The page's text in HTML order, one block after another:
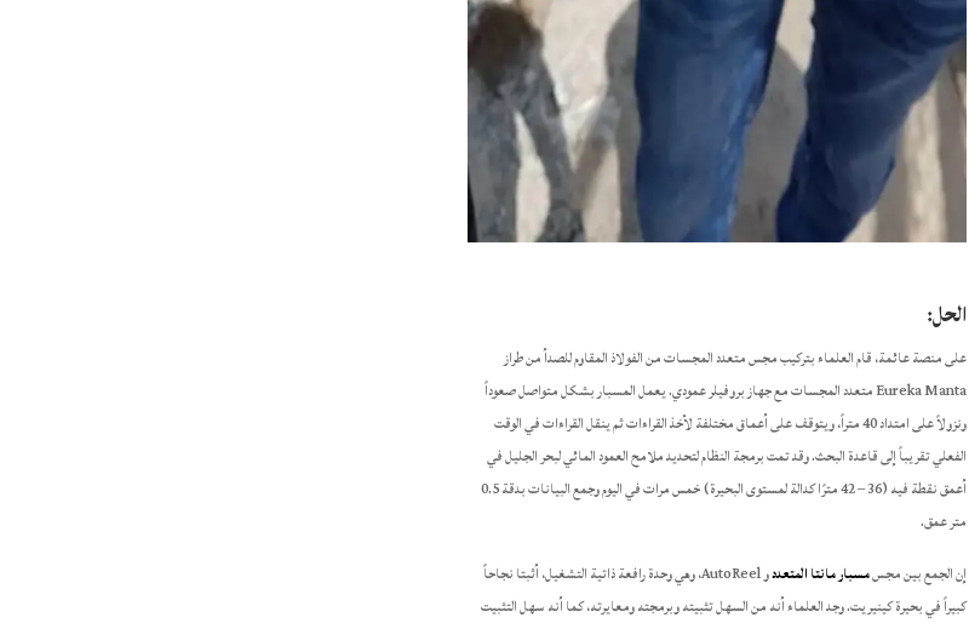
الحل:
على منصة عائمة، قام العلماء بتركيب مجس متعدد المجسات من الفولاذ المقاوم للصدأ من طراز
Eureka Manta متعدد المجسات مع جهاز بروفيلر عمودي. يعمل المسبار بشكل متواصل صعوداً
ونزولاً على امتداد 40 متراً، ويتوقف على أعماق مختلفة لأخذ القراءات ثم ينقل القراءات في الوقت
الفعلي تقريباً إلى قاعدة البحث. وقد تمت برمجة النظام لتحديد ملامح العمود المائي لبحر الجليل في
أعمق نقطة فيه (36 – 42 مترًا كدالة لمستوى البحيرة) خمس مرات في اليوم وجمع البيانات بدقة 0.5
متر عمق.
إن الجمع بين مجسمسبار مانتا المتعدد
و AutoReel، وهي وحدة رافعة ذاتية التشغيل، أثبتا نجاحاً
كبيراً في بحيرة كينيريت. وجد العلماء أنه من السهل تثبيته وبرمجته ومعايرته، كما أنه سهل التثبيت